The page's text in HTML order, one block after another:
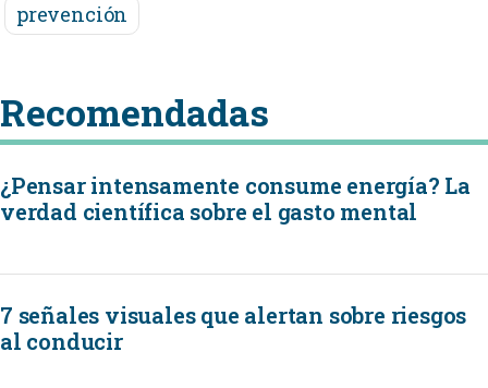
prevención
Recomendadas
¿Pensar intensamente consume energía? La
verdad científica sobre el gasto mental
7 señales visuales que alertan sobre riesgos
al conducir